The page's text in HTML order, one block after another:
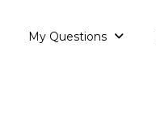
My Questions